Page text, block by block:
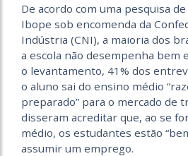
De acordo com uma pesquisa
Ibope sob encomenda da
Indústria (CNI), a maioria dos
a escola não desempenha bem
o levantamento, 41% dos
o aluno sai do ensino médio
preparado” para o mercado de
disseram acreditar que, ao se
médio, os estudantes estão
assumir um emprego.